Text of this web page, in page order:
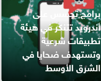
برامج تجسس على
أندرويد تتنكر في هيئة
تطبيقات شرعية
وتستهدف ضحايا في
الشرق الأوسط